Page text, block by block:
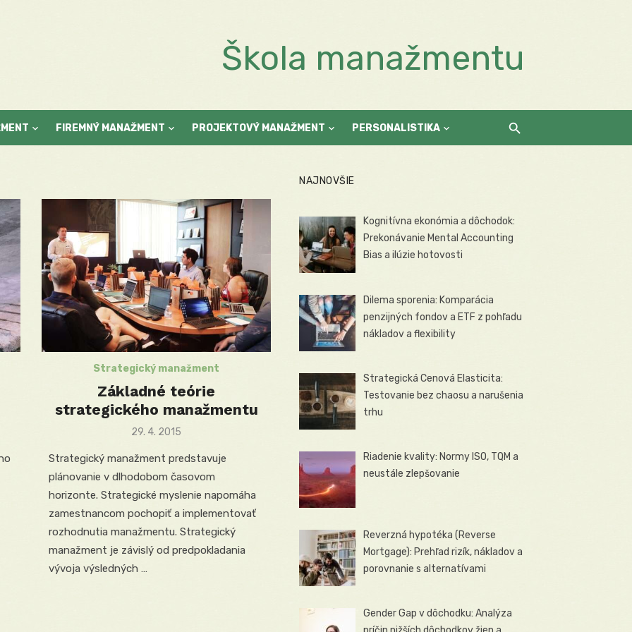
Škola manažmentu
FIREMNÝ MANAŽMENT PROJEKTOVÝ MANAŽMENT PERSONALISTIKA
Strategický manažment
Základné teórie
strategického manažmentu
Posted
29. 4. 2015
Strategický manažment predstavuje
plánovanie v dlhodobom časovom
horizonte. Strategické myslenie napomáha
zamestnancom pochopiť a implementovať
rozhodnutia manažmentu. Strategický
manažment je závislý od predpokladania
vývoja výsledných …
NAJNOVŠIE
Kognitívna ekonómia a dôchodok:
Prekonávanie Mental Accounting
Bias a ilúzie hotovosti
Dilema sporenia: Komparácia
penzijných fondov a ETF z pohľadu
nákladov a flexibility
Strategická Cenová Elasticita:
Testovanie bez chaosu a narušenia
trhu
Riadenie kvality: Normy ISO, TQM a
neustále zlepšovanie
Reverzná hypotéka (Reverse
Mortgage): Prehľad rizík, nákladov a
porovnanie s alternatívami
Gender Gap v dôchodku: Analýza